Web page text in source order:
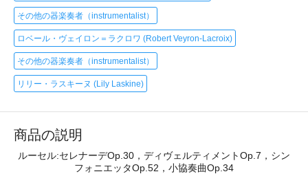
その他の器楽奏者（instrumentalist）
ロベール・ヴェイロン＝ラクロワ (Robert Veyron-Lacroix)
その他の器楽奏者（instrumentalist）
リリー・ラスキーヌ (Lily Laskine)
商品の説明
ルーセル:セレナーデOp.30，ディヴェルティメントOp.7，シン
フォニエッタOp.52，小協奏曲Op.34